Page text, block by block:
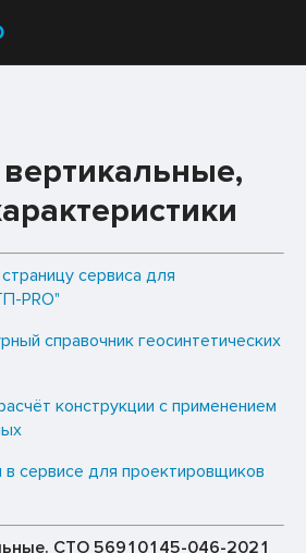
сервиса для
PRO"
справочник геосинтетических
конструкции с применением
в сервисе для проектировщиков
СТО 56910145-046-2021